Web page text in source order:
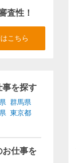
査性！
こちら
事を探す
群馬県
東京都
仕事を